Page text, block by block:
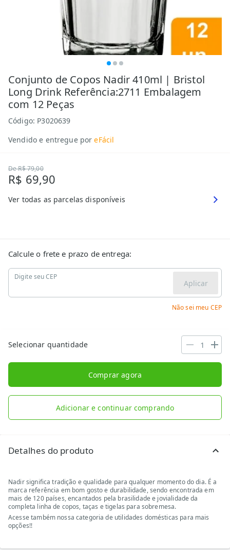
Conjunto de Copos Nadir 410ml | Bristol
Long Drink Referência:2711 Embalagem
com 12 Peças
Código: P3020639
Vendido e entregue por eFácil
DeR$ 79,00
R$ 69,90
Ver todas as parcelas disponíveis
Calcule o frete e prazo de entrega:
Digite seu CEP
Aplicar
Não sei meu CEP
Selecionar quantidade
Comprar agora
Adicionar e continuar comprando
Detalhes do produto
Nadir significa tradição e qualidade para qualquer momento do dia. É a
marca referência em bom gosto e durabilidade, sendo encontrada em
mais de 120 países, encantados pela brasilidade e jovialidade da
completa linha de copos, taças e tigelas para sobremesa.
Acesse também nossa categoria de utilidades domésticas para mais
opções!!